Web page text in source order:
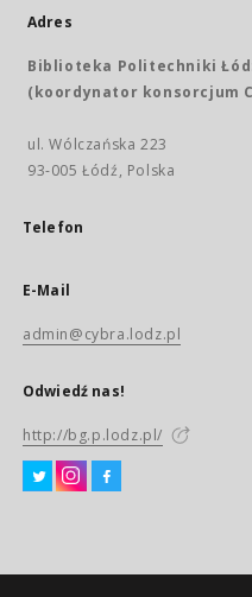
Adres
Biblioteka Politechniki
(koordynator konsorcjum
ul. Wólczańska 223
93-005 Łódź, Polska
Telefon
E-Mail
admin@cybra.lodz.pl
Odwiedź nas!
http://bg.p.lodz.pl/